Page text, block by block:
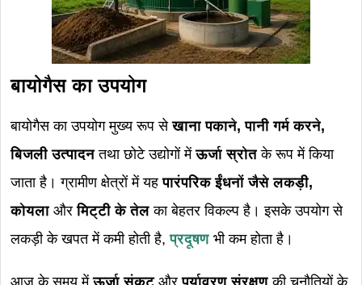
बायोगैस का उपयोग
बायोगैस का उपयोग मुख्य रूप सेखाना पकाने, पानी गर्म करने,
बिजली उत्पादनतथा छोटे उद्योगों मेंऊर्जा स्रोतके रूप में किया
जाता है। ग्रामीण क्षेत्रों में यहपारंपरिक ईंधनों जैसे लकड़ी,
कोयला औरमिट्टी के तेल का बेहतर विकल्प है। इसके उपयोग से
लकड़ी के खपत में कमी होती है,प्रदूषण भी कम होता है।
आज के समय मेंऊर्जा संकटऔरपर्यावरण संरक्षणकी चुनौतियों के